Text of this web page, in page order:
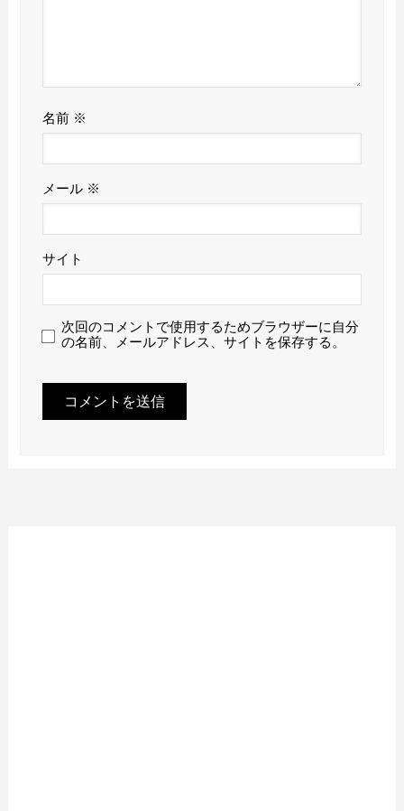
名前 ※
メール ※
サイト
次回のコメントで使用するためブラウザーに自分
の名前、メールアドレス、サイトを保存する。